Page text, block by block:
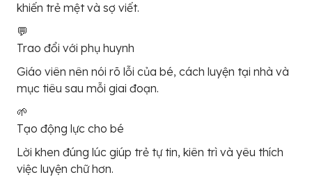
khiến trẻ mệt và sợ viết.
💬
Trao đổi với phụ huynh
Giáo viên nên nói rõ lỗi của bé, cách luyện tại nhà và
mục tiêu sau mỗi giai đoạn.
🌱
Tạo động lực cho bé
Lời khen đúng lúc giúp trẻ tự tin, kiên trì và yêu thích
việc luyện chữ hơn.